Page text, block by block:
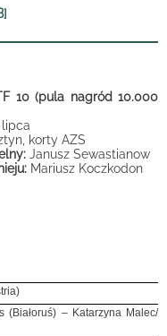
10 (pula nagród 10.000
lipca
korty AZS
Janusz Sewastianow
Mariusz Koczkodon
(Białoruś) – Katarzyna Malec/